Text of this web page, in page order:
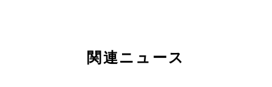
関連ニュース